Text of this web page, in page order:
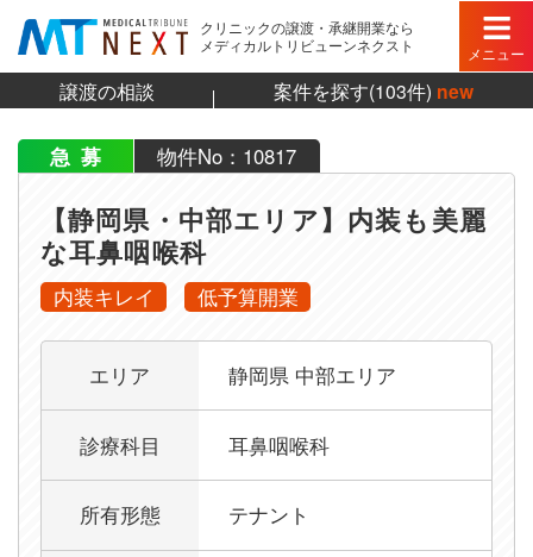
クリニックの譲渡・承継開業なら
メディカルトリビューンネクスト
メニュー
譲渡の相談 案件を探す(103件) new
急募 物件No：10817
【静岡県・中部エリア】内装も美麗
な耳鼻咽喉科
内装キレイ 低予算開業
エリア 静岡県 中部エリア
診療科目 耳鼻咽喉科
所有形態 テナント